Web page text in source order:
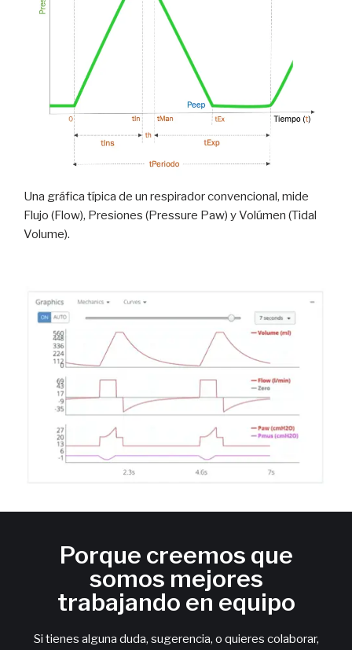
Una gráfica típica de un respirador convencional, mide
Flujo (Flow), Presiones (Pressure Paw) y Volúmen (Tidal
Volume).
Porque creemos que
somos mejores
trabajando en equipo
Si tienes alguna duda, sugerencia, o quieres colaborar,